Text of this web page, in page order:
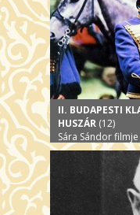
II. BUDAPESTI
HUSZÁR (12)
Sára Sándor